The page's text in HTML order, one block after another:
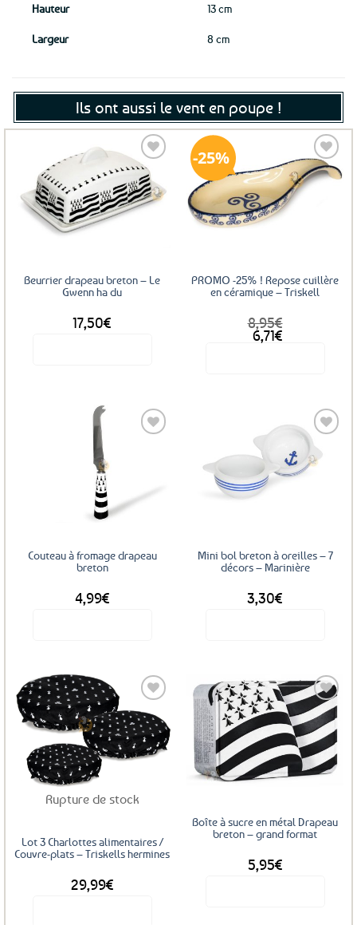
Hauteur 13 cm
Largeur 8 cm
Ils ont aussi le vent en poupe !
Ajouter
aux
Beurrier drapeau breton – Le
Gwenn ha du
17,50€
25%
PROMO -25% ! Repose cuillère
en céramique – Triskell
8,95€
Le
prix
6,71€
Le
prix
favoris
Couteau à fromage drapeau
breton
4,99€
Mini bol breton à oreilles – 7
décors – Marinière
3,30€
Ajouter
aux
favoris
Rupture de stock
Lot 3 Charlottes alimentaires /
Couvre-plats – Triskells hermines
29,99€
Ajouter
aux
favoris
Boîte à sucre en métal Drapeau
breton – grand format
5,95€